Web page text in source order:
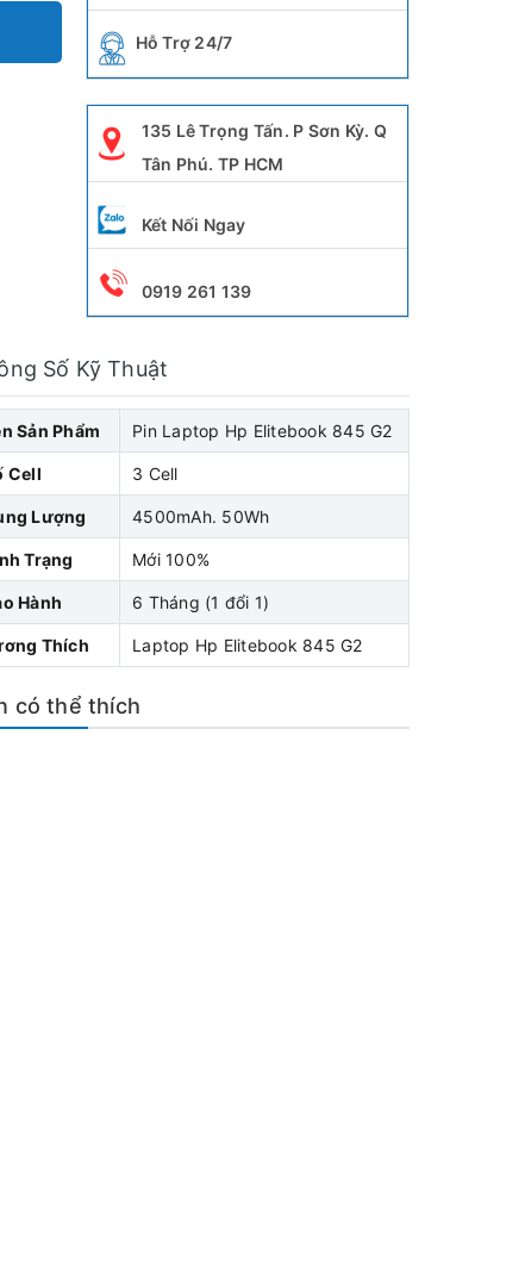
Hỗ Trợ 24/7
135 Lê Trọng Tấn. P Sơn Kỳ. Q
Tân Phú. TP HCM
Kết Nối Ngay
0919 261 139
Số Kỹ Thuật
Sản Phẩm Pin Laptop Hp Elitebook 845 G2
Cell 3 Cell
Lượng 4500mAh. 50Wh
Trạng Mới 100%
Hành 6 Tháng (1 đổi 1)
Thích Laptop Hp Elitebook 845 G2
có thể thích